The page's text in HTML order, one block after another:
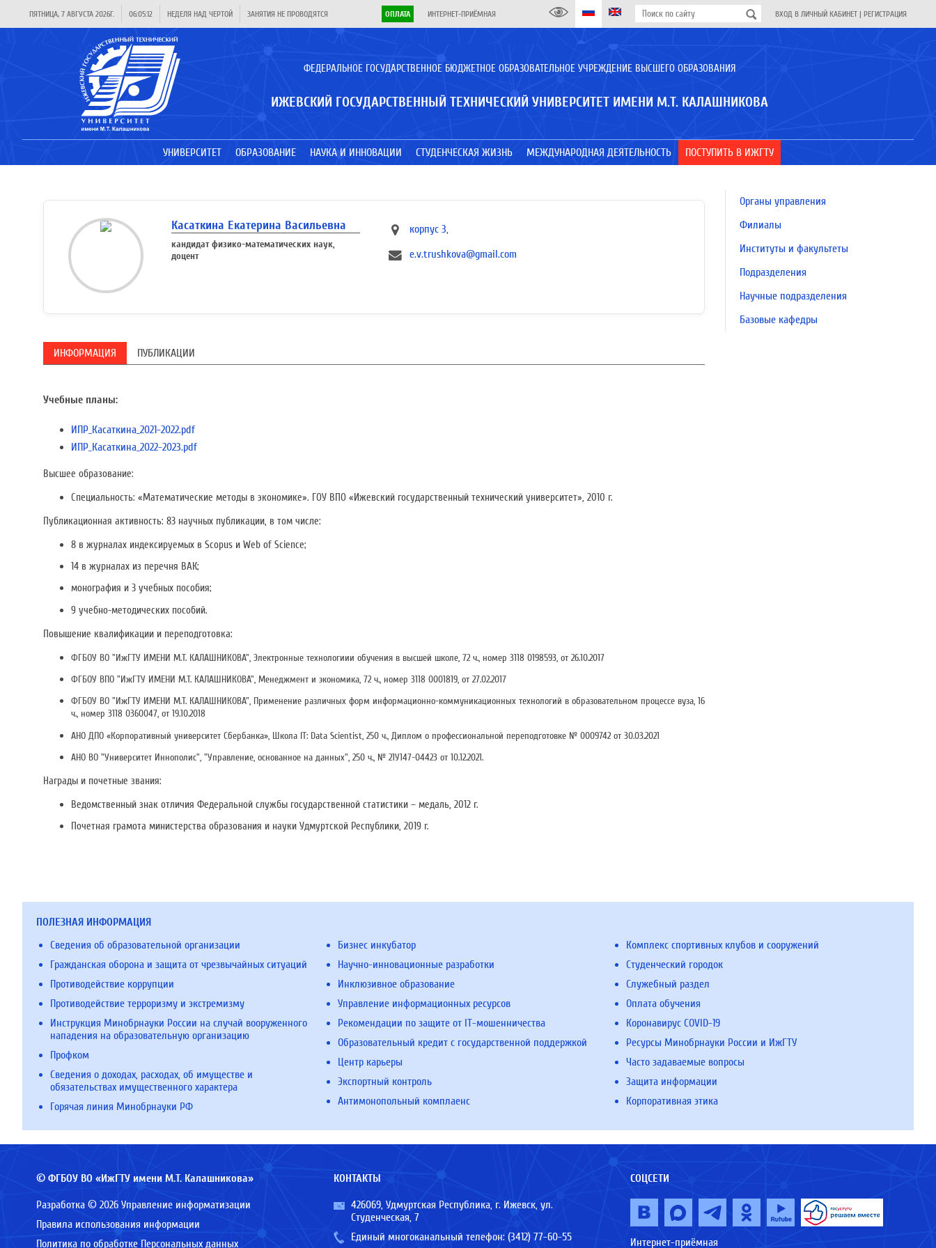
ПЯТНИЦА, 7 АВГУСТА 2026Г. 06:05:13 НЕДЕЛЯ НАД ЧЕРТОЙ ЗАНЯТИЯ НЕ ПРОВОДЯТСЯ ОПЛАТА ИНТЕРНЕТ-ПРИЁМНАЯ ВХОД В ЛИЧНЫЙ КАБИНЕТ | РЕГИСТРАЦИЯ
ФЕДЕРАЛЬНОЕ ГОСУДАРСТВЕННОЕ БЮДЖЕТНОЕ ОБРАЗОВАТЕЛЬНОЕ УЧРЕЖДЕНИЕ ВЫСШЕГО ОБРАЗОВАНИЯ
ИЖЕВСКИЙ ГОСУДАРСТВЕННЫЙ ТЕХНИЧЕСКИЙ УНИВЕРСИТЕТ ИМЕНИ М.Т. КАЛАШНИКОВА
УНИВЕРСИТЕТ ОБРАЗОВАНИЕ НАУКА И ИННОВАЦИИ СТУДЕНЧЕСКАЯ ЖИЗНЬ МЕЖДУНАРОДНАЯ ДЕЯТЕЛЬНОСТЬ ПОСТУПИТЬ В ИЖГТУ
Касаткина Екатерина Васильевна
кандидат физико-математических наук,
доцент
корпус 3,
e.v.trushkova@gmail.com
ИНФОРМАЦИЯ ПУБЛИКАЦИИ
Учебные планы:
ИПР_Касаткина_2021-2022.pdf
ИПР_Касаткина_2022-2023.pdf
Высшее образование:
Специальность: «Математические методы в экономике». ГОУ ВПО «Ижевский государственный технический университет», 2010 г.
Публикационная активность: 83 научных публикации, в том числе:
8 в журналах индексируемых в Scopus и Web of Science;
14 в журналах из перечня ВАК;
монография и 3 учебных пособия;
9 учебно-методических пособий.
Повышение квалификации и переподготовка:
ФГБОУ ВО "ИжГТУ ИМЕНИ М.Т. КАЛАШНИКОВА", Электронные технологиии обучения в высшей школе, 72 ч., номер 3118 0198593, от 26.10.2017
ФГБОУ ВПО "ИжГТУ ИМЕНИ М.Т. КАЛАШНИКОВА", Менеджмент и экономика, 72 ч., номер 3118 0001819, от 27.02.2017
ФГБОУ ВО "ИжГТУ ИМЕНИ М.Т. КАЛАШНИКОВА", Применение различных форм информационно-коммуникационных технологий в образовательном процессе вуза, 16
ч., номер 3118 0360047, от 19.10.2018
АНО ДПО «Корпоративный университет Сбербанка», Школа IT: Data Scientist, 250 ч., Диплом о профессиональной переподготовке № 0009742 от 30.03.2021
АНО ВО "Университет Иннополис", "Управление, основанное на данных", 250 ч., № 21У147-04423 от 10.12.2021.
Награды и почетные звания:
Ведомственный знак отличия Федеральной службы государственной статистики – медаль, 2012 г.
Почетная грамота министерства образования и науки Удмуртской Республики, 2019 г.
Органы управления
Филиалы
Институты и факультеты
Подразделения
Научные подразделения
Базовые кафедры
ПОЛЕЗНАЯ ИНФОРМАЦИЯ
Сведения об образовательной организации
Гражданская оборона и защита от чрезвычайных ситуаций
Противодействие коррупции
Противодействие терроризму и экстремизму
Инструкция Минобрнауки России на случай вооруженного
нападения на образовательную организацию
Профком
Сведения о доходах, расходах, об имуществе и
обязательствах имущественного характера
Горячая линия Минобрнауки РФ
Бизнес инкубатор
Научно-инновационные разработки
Инклюзивное образование
Управление информационных ресурсов
Рекомендации по защите от IT-мошенничества
Образовательный кредит с государственной поддержкой
Центр карьеры
Экспортный контроль
Антимонопольный комплаенс
Комплекс спортивных клубов и сооружений
Студенческий городок
Служебный раздел
Оплата обучения
Коронавирус COVID-19
Ресурсы Минобрнауки России и ИжГТУ
Часто задаваемые вопросы
Защита информации
Корпоративная этика
© ФГБОУ ВО «ИжГТУ имени М.Т. Калашникова»
Разработка © 2026 Управление информатизации
Правила использования информации
Политика по обработке Персональных данных
КОНТАКТЫ
426069, Удмуртская Республика, г. Ижевск, ул.
Студенческая, 7
Единый многоканальный телефон: (3412) 77-60-55
СОЦСЕТИ
Интернет-приёмная